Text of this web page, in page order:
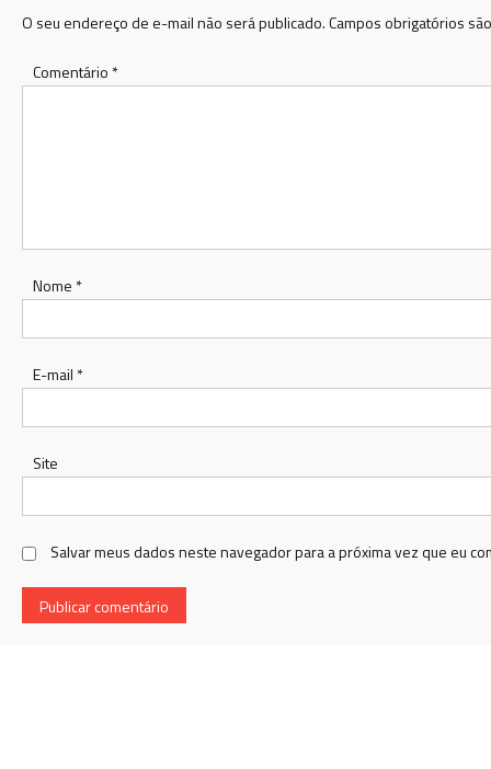
O seu endereço de e-mail não será publicado.Campos obrigatórios
Comentário *
Nome *
E-mail *
Site
Salvar meus dados neste navegador para a próxima vez que eu